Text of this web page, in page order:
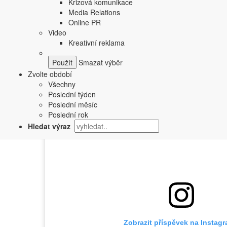
Krizová komunikace
Media Relations
Online PR
Video
Kreativní reklama
Smazat výběr
Zvolte období
Všechny
Poslední týden
Poslední měsíc
Poslední rok
Hledat výraz
Tato sázková kancelář se po vyhodnocení aktuálních
pohled na program eventů, volbu bojovníků a jejich
plánované na 7. září, kde vystoupí například starosta
galavečerů.
Zobrazit příspěvek na